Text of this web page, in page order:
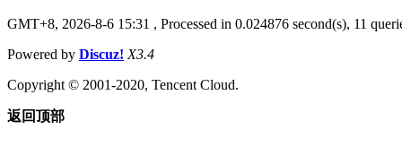
GMT+8, 2026-8-6 15:31 , Processed in 0.024876 second(s), 11
Powered by Discuz! X3.4
Copyright © 2001-2020, Tencent Cloud.
返回顶部